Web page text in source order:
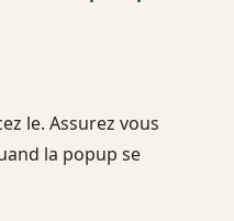
le. Assurez vous
la popup se